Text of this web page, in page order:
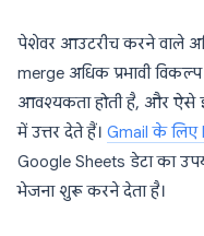
पेशेवर आउटरीच करने वाले
merge अधिक प्रभावी
आवश्यकता होती है, और ऐसे
में उत्तर देते हैं। Gmail के लिए
Google Sheets डेटा का
भेजना शुरू करने देता है।